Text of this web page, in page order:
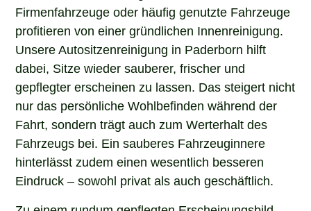
Firmenfahrzeuge oder häufig genutzte Fahrzeuge
profitieren von einer gründlichen Innenreinigung.
Unsere Autositzenreinigung in Paderborn hilft
dabei, Sitze wieder sauberer, frischer und
gepflegter erscheinen zu lassen. Das steigert nicht
nur das persönliche Wohlbefinden während der
Fahrt, sondern trägt auch zum Werterhalt des
Fahrzeugs bei. Ein sauberes Fahrzeuginnere
hinterlässt zudem einen wesentlich besseren
Eindruck – sowohl privat als auch geschäftlich.